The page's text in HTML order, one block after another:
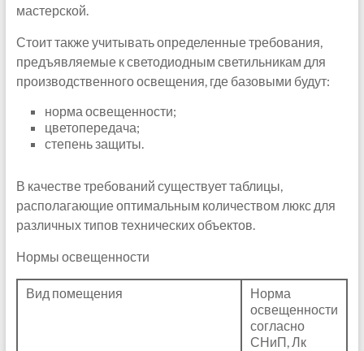
мастерской.
Стоит также учитывать определенные требования,
предъявляемые к светодиодным светильникам для
производственного освещения, где базовыми будут:
норма освещенности;
цветопередача;
степень защиты.
В качестве требований существует таблицы,
располагающие оптимальным количеством люкс для
различных типов технических объектов.
Нормы освещенности
Вид помещения
Норма
освещенности
согласно
СНиП, Лк